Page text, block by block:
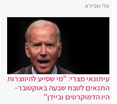
אלי שפירא
עיתונאי מצרי: "מי שסייע להיווצרות
התנאים לטבח שבעה באוקטובר-
היו הדמוקרטים וביידן"